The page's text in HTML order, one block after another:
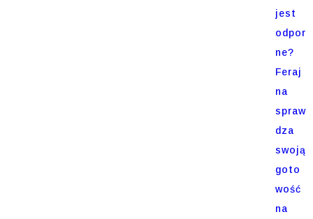
jest
odpor
ne?
Feraj
na
spraw
dza
swoją
goto
wość
na